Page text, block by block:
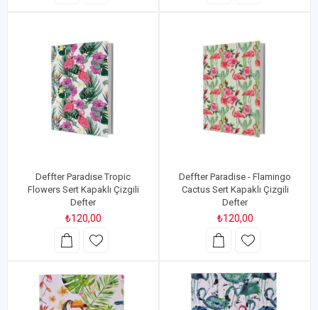
Deffter Paradise Tropic
Flowers Sert Kapaklı Çizgili
Defter
₺120,00
Deffter Paradise - Flamingo
Cactus Sert Kapaklı Çizgili
Defter
₺120,00